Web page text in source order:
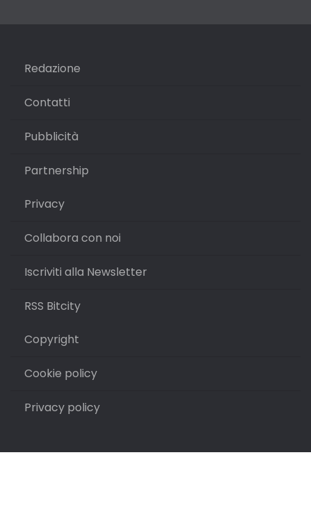
Redazione
Contatti
Pubblicità
Partnership
Privacy
Collabora con noi
Iscriviti alla Newsletter
RSS Bitcity
Copyright
Cookie policy
Privacy policy